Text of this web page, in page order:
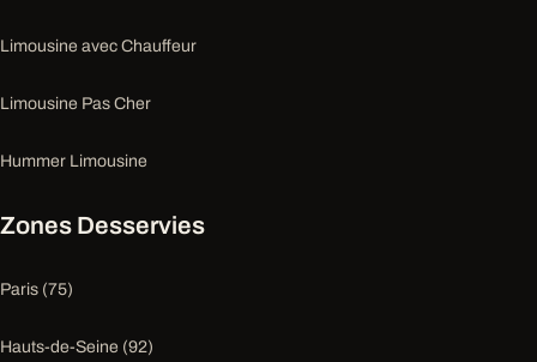
Limousine avec Chauffeur
Limousine Pas Cher
Hummer Limousine
Zones Desservies
Paris (75)
Hauts-de-Seine (92)